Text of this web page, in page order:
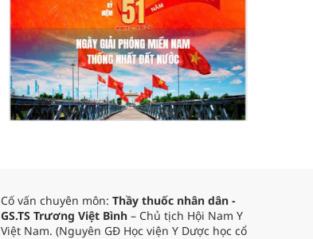
Cố vấn chuyên môn: Thầy thuốc nhân dân -
GS.TS Trương Việt Bình – Chủ tịch Hội Nam Y
Việt Nam. (Nguyên GĐ Học viện Y Dược học cổ